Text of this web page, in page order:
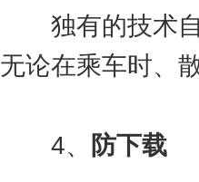
独有的技术自
无论在乘车时、
4、 防下载